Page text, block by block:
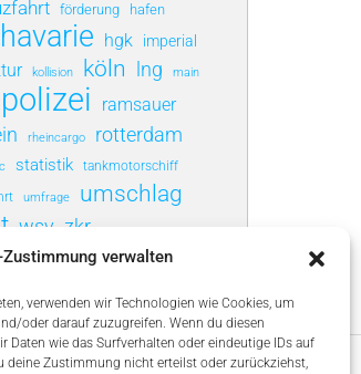
verwalten
verwenden wir Technologien wie Cookies, um
oder darauf zuzugreifen. Wenn du diesen
Daten wie das Surfverhalten oder eindeutige IDs auf
deine Zustimmung nicht erteilst oder zurückziehst,
förderung hafen
havarie hgk imperial
kollision köln lng main
polizei ramsauer
rheincargo rotterdam
statistik
tankmotorschiff
umfrage umschlag
wsv zkr